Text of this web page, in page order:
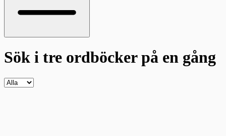
Sök i tre ordböckerpå en gång